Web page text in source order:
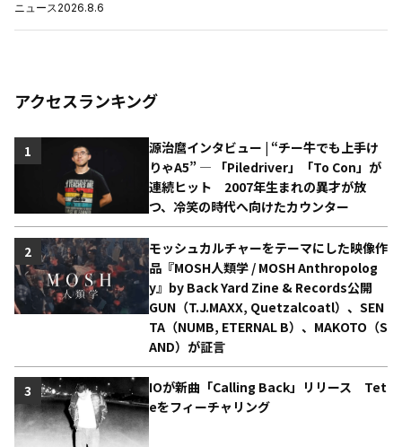
ニュース2026.8.6
アクセスランキング
源治麿インタビュー | “チー牛でも上手け
りゃA5” ― 「Piledriver」「To Con」が
連続ヒット 2007年生まれの異才が放
つ、冷笑の時代へ向けたカウンター
1
モッシュカルチャーをテーマにした映像作
品『MOSH人類学 / MOSH Anthropolog
y』by Back Yard Zine & Records公開
GUN（T.J.MAXX, Quetzalcoatl）、SEN
TA（NUMB, ETERNAL B）、MAKOTO（S
AND）が証言
2
IOが新曲「Calling Back」リリース Tet
eをフィーチャリング
3